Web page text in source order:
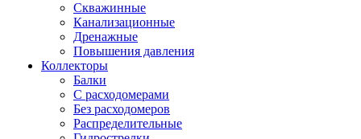
Скважинные
Канализационные
Дренажные
Повышения давления
Коллекторы
Балки
С расходомерами
Без расходомеров
Распределительные